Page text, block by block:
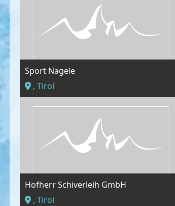
Sport Nagele
, Tirol
Hofherr Schiverleih GmbH
, Tirol